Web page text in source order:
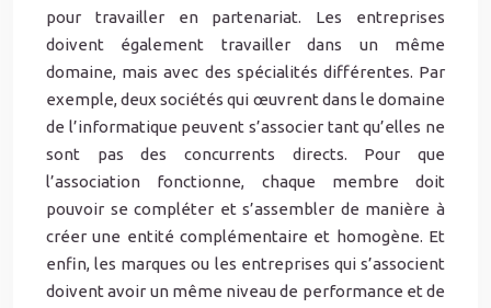
pour travailler en partenariat. Les entreprises
doivent également travailler dans un même
domaine, mais avec des spécialités différentes. Par
exemple, deux sociétés qui œuvrent dans le domaine
de l’informatique peuvent s’associer tant qu’elles ne
sont pas des concurrents directs. Pour que
l’association fonctionne, chaque membre doit
pouvoir se compléter et s’assembler de manière à
créer une entité complémentaire et homogène. Et
enfin, les marques ou les entreprises qui s’associent
doivent avoir un même niveau de performance et de